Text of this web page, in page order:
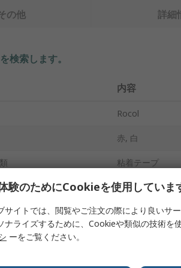
の他 詳細
検索します。
内容
Rocol
赤, 白
粘着テープ
イプ テープ
塩化ビニール
験のためにCookieを使用していま
サイトでは、閲覧やご注文の際により良いサ
ナライズするために、Cookieや類似の技術を
ーをご覧ください。